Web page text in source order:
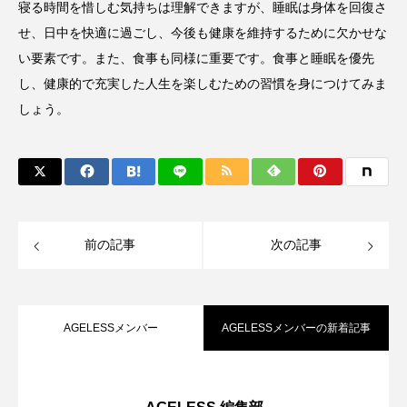
寝る時間を惜しむ気持ちは理解できますが、睡眠は身体を回復さ
せ、日中を快適に過ごし、今後も健康を維持するために欠かせな
い要素です。また、食事も同様に重要です。食事と睡眠を優先
し、健康的で充実した人生を楽しむための習慣を身につけてみま
しょう。
前の記事 次の記事
AGELESSメンバー AGELESSメンバーの新着記事